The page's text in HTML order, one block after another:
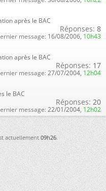
après le BAC
Réponses: 8
message: 16/08/2006, 10h43
après le BAC
Réponses: 17
message: 27/07/2004, 12h04
le BAC
Réponses: 20
message: 22/01/2004, 12h02
actuellement09h26.